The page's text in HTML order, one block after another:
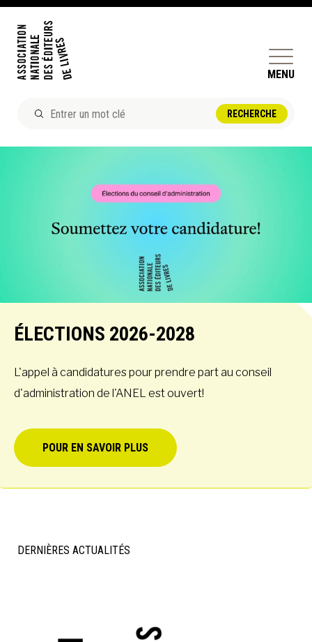
MENU
ÊTRE ÉDITEUR·TRICE
PERFECTIONNEMENT
ET SERVICES AUX MEMBRES
RÉPERTOIRE DES MEMBRES
CALENDRIER
À PROPOS DEVENIR MEMBRE
ÉLECTIONS 2026-2028
L'appel à candidatures pour prendre part au conseil
d'administration de l'ANEL est ouvert!
POUR EN SAVOIR PLUS
DERNIÈRES ACTUALITÉS